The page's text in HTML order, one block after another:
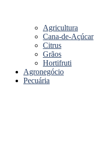
Agricultura
Cana-de-Açúcar
Citrus
Grãos
Hortifruti
Agronegócio
Pecuária